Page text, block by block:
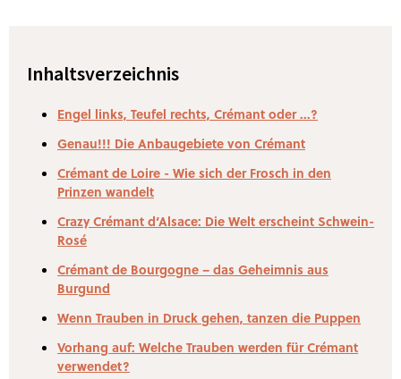
Inhaltsverzeichnis
Engel links, Teufel rechts, Crémant oder ...?
Genau!!! Die Anbaugebiete von Crémant
Crémant de Loire - Wie sich der Frosch in den
Prinzen wandelt
Crazy Crémant d‘Alsace: Die Welt erscheint Schwein-
Rosé
Crémant de Bourgogne – das Geheimnis aus
Burgund
Wenn Trauben in Druck gehen, tanzen die Puppen
Vorhang auf: Welche Trauben werden für Crémant
verwendet?